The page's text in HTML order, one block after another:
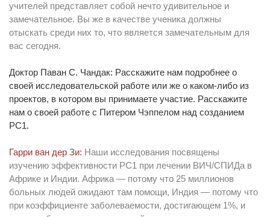
учителей представляет собой нечто удивительное и
замечательное. Вы же в качестве ученика должны
отыскать среди них то, что является замечательным для
вас сегодня.
Доктор Паван С. Чандак: Расскажите нам подробнее о
своей исследовательской работе или же о каком-либо из
проектов, в котором вы принимаете участие. Расскажите
нам о своей работе с Питером Чэппелом над созданием
РС1.
Гарри ван дер Зи: Наши исследования посвящены
изучению эффективности РС1 при лечении ВИЧ/СПИДа в
Африке и Индии. Африка — потому что 25 миллионов
больных людей ожидают там помощи, Индия — потому что
при коэффициенте заболеваемости, достигающем 1%, и